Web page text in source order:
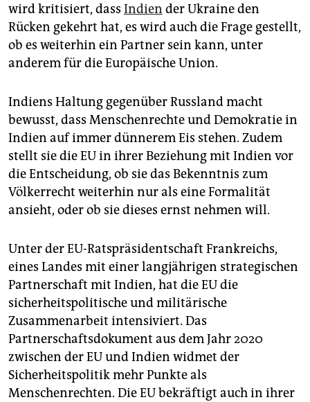
wird kritisiert, dass Indien der Ukraine den
Rücken gekehrt hat, es wird auch die Frage gestellt,
ob es weiterhin ein Partner sein kann, unter
anderem für die Europäische Union.
Indiens Haltung gegenüber Russland macht
bewusst, dass Menschenrechte und Demokratie in
Indien auf immer dünnerem Eis stehen. Zudem
stellt sie die EU in ihrer Beziehung mit Indien vor
die Entscheidung, ob sie das Bekenntnis zum
Völkerrecht weiterhin nur als eine Formalität
ansieht, oder ob sie dieses ernst nehmen will.
Unter der EU-Ratspräsidentschaft Frankreichs,
eines Landes mit einer langjährigen strategischen
Partnerschaft mit Indien, hat die EU die
sicherheitspolitische und militärische
Zusammenarbeit intensiviert. Das
Partnerschaftsdokument aus dem Jahr 2020
zwischen der EU und Indien widmet der
Sicherheitspolitik mehr Punkte als
Menschenrechten. Die EU bekräftigt auch in ihrer